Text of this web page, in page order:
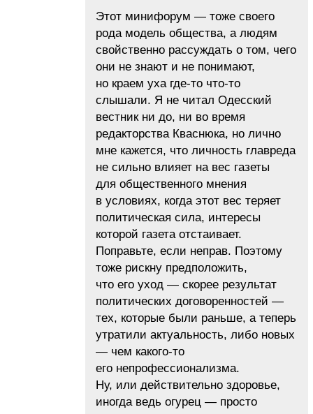
Этот минифорум — тоже своего
рода модель общества, а людям
свойственно рассуждать о том, чего
они не знают и не понимают,
но краем уха где-то что-то
слышали. Я не читал Одесский
вестник ни до, ни во время
редакторства Кваснюка, но лично
мне кажется, что личность главреда
не сильно влияет на вес газеты
для общественного мнения
в условиях, когда этот вес теряет
политическая сила, интересы
которой газета отстаивает.
Поправьте, если неправ. Поэтому
тоже рискну предположить,
что его уход — скорее результат
политических договоренностей —
тех, которые были раньше, а теперь
утратили актуальность, либо новых
— чем какого-то
его непрофессионализма.
Ну, или действительно здоровье,
иногда ведь огурец — просто